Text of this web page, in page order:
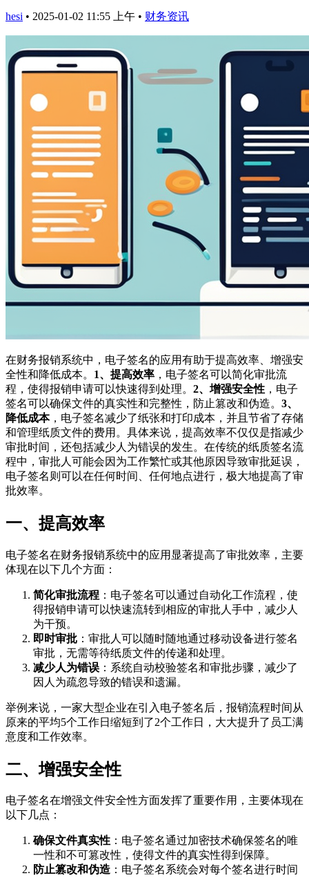
hesi • 2025-01-02 11:55 上午 • 财务资讯
在财务报销系统中，电子签名的应用有助于提高效率、增强安
全性和降低成本。 1、提高效率 ，电子签名可以简化审批流
程，使得报销申请可以快速得到处理。 2、增强安全性 ，电子
签名可以确保文件的真实性和完整性，防止篡改和伪造。 3、
降低成本，电子签名减少了纸张和打印成本，并且节省了存储
和管理纸质文件的费用。具体来说，提高效率不仅仅是指减少
审批时间，还包括减少人为错误的发生。在传统的纸质签名流
程中，审批人可能会因为工作繁忙或其他原因导致审批延误，
电子签名则可以在任何时间、任何地点进行，极大地提高了审
批效率。
一、提高效率
电子签名在财务报销系统中的应用显著提高了审批效率，主要
体现在以下几个方面：
简化审批流程 ：电子签名可以通过自动化工作流程，使
得报销申请可以快速流转到相应的审批人手中，减少人
为干预。
即时审批 ：审批人可以随时随地通过移动设备进行签名
审批，无需等待纸质文件的传递和处理。
减少人为错误 ：系统自动校验签名和审批步骤，减少了
因人为疏忽导致的错误和遗漏。
举例来说，一家大型企业在引入电子签名后，报销流程时间从
原来的平均5个工作日缩短到了2个工作日，大大提升了员工满
意度和工作效率。
二、增强安全性
电子签名在增强文件安全性方面发挥了重要作用，主要体现在
以下几点：
确保文件真实性 ：电子签名通过加密技术确保签名的唯
一性和不可篡改性，使得文件的真实性得到保障。
防止篡改和伪造 ：电子签名系统会对每个签名进行时间